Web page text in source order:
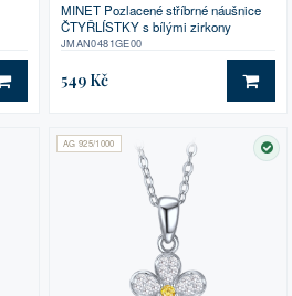
DO KOŠÍKU
MINET Pozlacené stříbrné náušnice
ČTYŘLÍSTKY s bílými zirkony
JMAN0481GE00
549 Kč DO
AG 925/1000